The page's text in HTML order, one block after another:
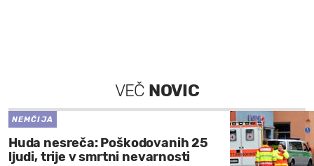
VEČ NOVIC
NEMČIJA
Huda nesreča: Poškodovanih 25
ljudi, trije v smrtni nevarnosti